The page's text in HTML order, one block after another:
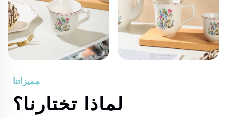
مميزاتنا
لماذا تختارنا؟